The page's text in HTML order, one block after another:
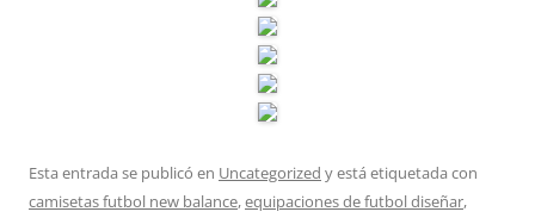
Esta entrada se publicó en Uncategorized y está etiquetada con
camisetas futbol new balance,equipaciones de futbol diseñar,